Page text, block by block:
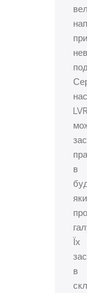
при
в
Їх
в